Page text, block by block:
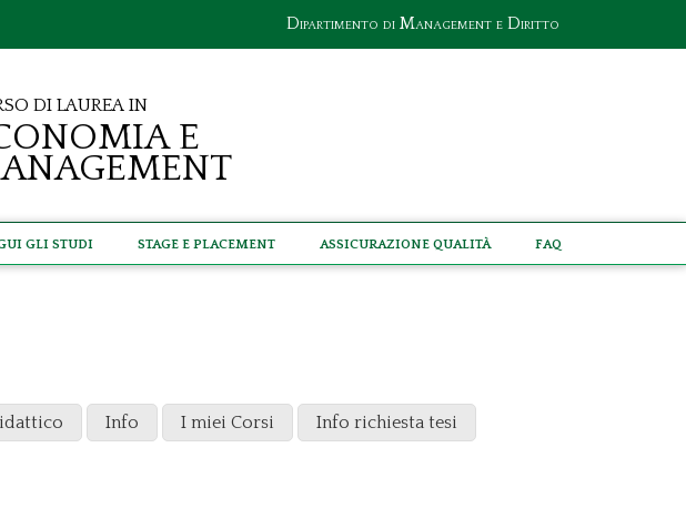
Dipartimento di Management e Diritto
di Laurea in
e
gli studi Stage e Placement Assicurazione Qualità Faq
Info I miei Corsi Info richiesta tesi